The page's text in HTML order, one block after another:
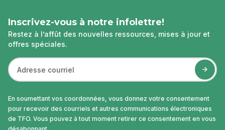
Inscrivez-vous à notre infolettre!
Restez à l’affût des nouvelles ressources, mises à jour et
offres spéciales.
En soumettant vos coordonnées, vous donnez votre consentement
pour recevoir des courriels et autres communications électroniques
de TFO. Vous pouvez à tout moment retirer ce consentement en vous